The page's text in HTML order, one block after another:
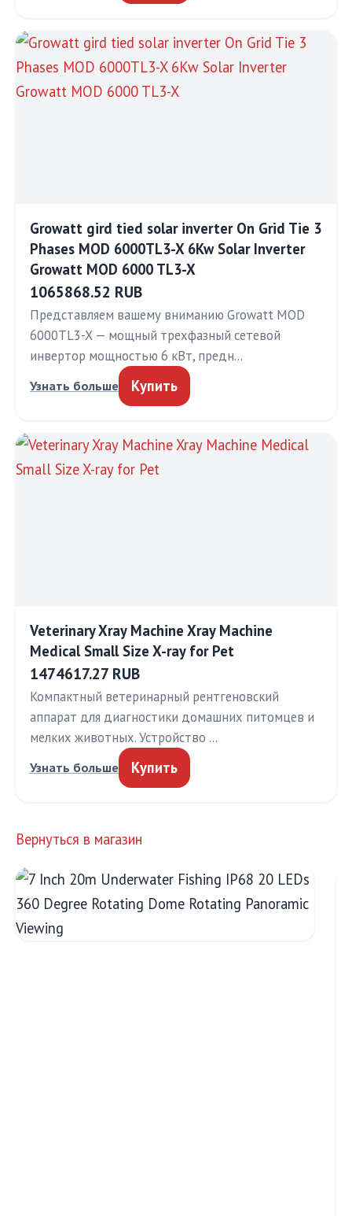
Growatt gird tied solar inverter On Grid Tie 3
Phases MOD 6000TL3-X 6Kw Solar Inverter
Growatt MOD 6000 TL3-X
1065868.52 RUB
Представляем вашему вниманию Growatt MOD
6000TL3-X — мощный трехфазный сетевой
инвертор мощностью 6 кВт, предн…
Узнать больше Купить
Veterinary Xray Machine Xray Machine
Medical Small Size X-ray for Pet
1474617.27 RUB
Компактный ветеринарный рентгеновский
аппарат для диагностики домашних питомцев и
мелких животных. Устройство …
Узнать больше Купить
Вернуться в магазин